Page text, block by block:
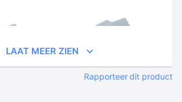
LAAT MEER ZIEN
Rapporteer dit product